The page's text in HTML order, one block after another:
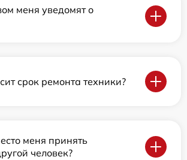
меня уведомят о
срок ремонта техники?
меня принять
человек?